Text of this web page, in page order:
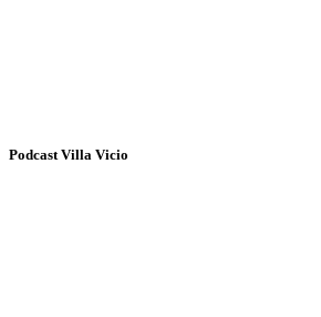
Podcast Villa Vicio